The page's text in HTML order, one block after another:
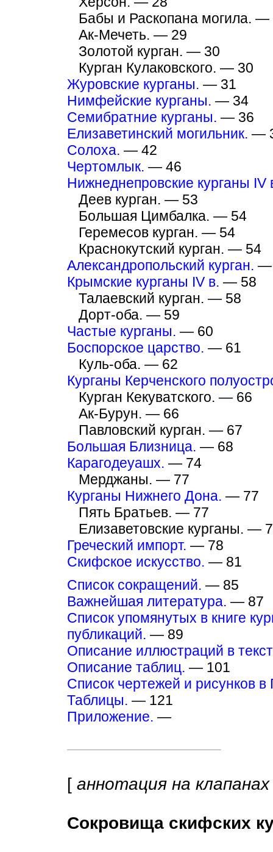
Бабы и Раскопана могила. —
Ак-Мечеть. — 29
Золотой курган. — 30
Курган Кулаковского. — 30
Журовские курганы. — 31
Нимфейские курганы. — 34
Семибратние курганы. — 36
Елизаветинский могильник. —
Солоха. — 42
Чертомлык. — 46
Нижнеднепровские курганы IV
Деев курган. — 53
Большая Цимбалка. — 54
Геремесов курган. — 54
Краснокутский курган. — 54
Александропольский курган. —
Крымские курганы IV в. — 58
Талаевский курган. — 58
Дорт-оба. — 59
Частые курганы. — 60
Боспорское царство. — 61
Куль-оба. — 62
Курганы Керченского
Курган Кекуватского. — 66
Ак-Бурун. — 66
Павловский курган. — 67
Большая Близница. — 68
Карагодеуашх. — 74
Мерджаны. — 77
Курганы Нижнего Дона. — 77
Пять Братьев. — 77
Елизаветовские курганы. —
Греческий импорт. — 78
Скифское искусство. — 81
Список сокращений. — 85
Важнейшая литература. — 87
Список упомянутых в книге
публикаций. — 89
Описание иллюстраций в
Описание таблиц. — 101
Список чертежей и рисунков
Таблицы. — 121
Приложение. —
[ аннотация на
Сокровища скифских